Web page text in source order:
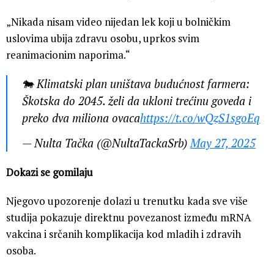
„Nikada nisam video nijedan lek koji u bolničkim
uslovima ubija zdravu osobu, uprkos svim
reanimacionim naporima.“
🐄 Klimatski plan uništava budućnost farmera:
Škotska do 2045. želi da ukloni trećinu goveda i
preko dva miliona ovacahttps://t.co/wQzS1sgoEq
— Nulta Tačka (@NultaTackaSrb) May 27, 2025
Dokazi se gomilaju
Njegovo upozorenje dolazi u trenutku kada sve više
studija pokazuje direktnu povezanost između mRNA
vakcina i srčanih komplikacija kod mladih i zdravih
osoba.